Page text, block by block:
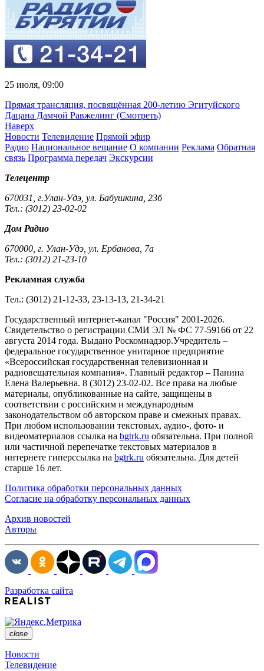
25 июля, 09:00
Прямая трансляция, посвящённая 200-летию Эгитуйского
Дацана Дамчой Равжелинг (Смотреть)
Наверх
Новости Телевидение Прямой эфир
Радио Национальное вещание О компании Реклама Обратная
связь Программа передач Экскурсии
Телецентр
670031, г.Улан-Удэ, ул. Бабушкина, 23б
Тел.: (3012) 23-02-02
Дом Радио
670000, г. Улан-Удэ, ул. Ербанова, 7а
Тел.: (3012) 21-23-10
Рекламная служба
Тел.: (3012) 21-12-33, 23-13-13, 21-34-21
Государственный интернет-канал "Россия" 2001-2026.
Cвидетельство о регистрации СМИ ЭЛ № ФС 77-59166 от 22
августа 2014 года. Выдано Роскомнадзор.Учредитель –
федеральное государственное унитарное предприятие
«Всероссийская государственная телевизионная и
радиовещательная компания». Главный редактор – Панина
Елена Валерьевна. 8 (3012) 23-02-02. Все права на любые
материалы, опубликованные на сайте, защищены в
соответствии с российским и международным
законодательством об авторском праве и смежных правах.
При любом использовании текстовых, аудио-, фото- и
видеоматериалов ссылка на bgtrk.ru обязательна. При полной
или частичной перепечатке текстовых материалов в
интернете гиперссылка на bgtrk.ru обязательна. Для детей
старше 16 лет.
Политика обработки персональных данных
Согласие на обработку персональных данных
Архив новостей
Авторы
Разработка сайта
close
Новости
Телевидение